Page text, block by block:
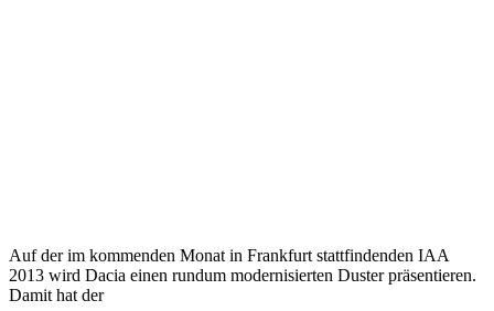
Auf der im kommenden Monat in Frankfurt stattfindenden IAA
2013 wird Dacia einen rundum modernisierten Duster präsentieren.
Damit hat der